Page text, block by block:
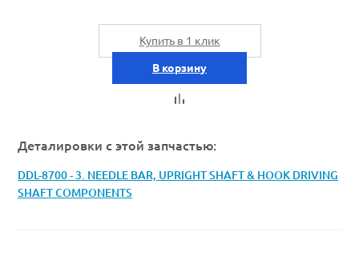
Купить в 1 клик
В корзину
Деталировки с этой запчастью:
DDL-8700 - 3. NEEDLE BAR, UPRIGHT SHAFT & HOOK DRIVING
SHAFT COMPONENTS